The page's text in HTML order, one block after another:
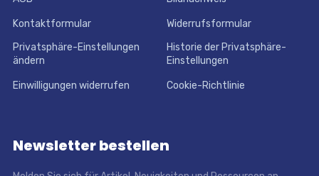
Kontaktformular
Widerrufsformular
Privatsphäre-Einstellungen
ändern
Historie der Privatsphäre-
Einstellungen
Einwilligungen widerrufen Cookie-Richtlinie
Newsletter bestellen